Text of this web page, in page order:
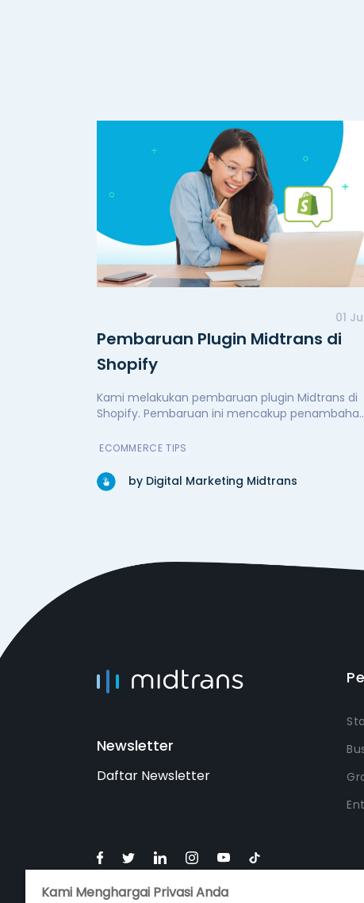
01
Pembaruan Plugin Midtrans di
Shopify
Kami melakukan pembaruan plugin Midtrans di
Shopify. Pembaruan ini mencakup
kemudahan pengguna, peningkatan performa
Midtrans di Shopify semakin andal.
ECOMMERCE TIPS
by Digital Marketing Midtrans
Newsletter
Daftar Newsletter
Kami Menghargai Privasi Anda